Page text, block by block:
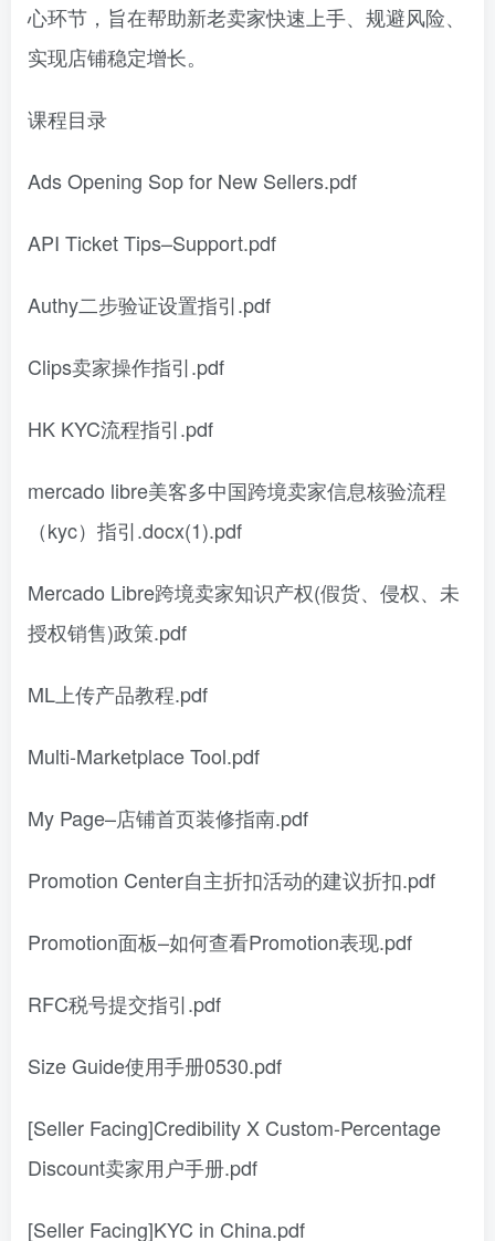
心环节，旨在帮助新老卖家快速上手、规避风险、
实现店铺稳定增长。
课程目录
Ads Opening Sop for New Sellers.pdf
API Ticket Tips–Support.pdf
Authy二步验证设置指引.pdf
Clips卖家操作指引.pdf
HK KYC流程指引.pdf
mercado libre美客多中国跨境卖家信息核验流程
（kyc）指引.docx(1).pdf
Mercado Libre跨境卖家知识产权(假货、侵权、未
授权销售)政策.pdf
ML上传产品教程.pdf
Multi-Marketplace Tool.pdf
My Page–店铺首页装修指南.pdf
Promotion Center自主折扣活动的建议折扣.pdf
Promotion面板–如何查看Promotion表现.pdf
RFC税号提交指引.pdf
Size Guide使用手册0530.pdf
[Seller Facing]Credibility X Custom-Percentage
Discount卖家用户手册.pdf
[Seller Facing]KYC in China.pdf